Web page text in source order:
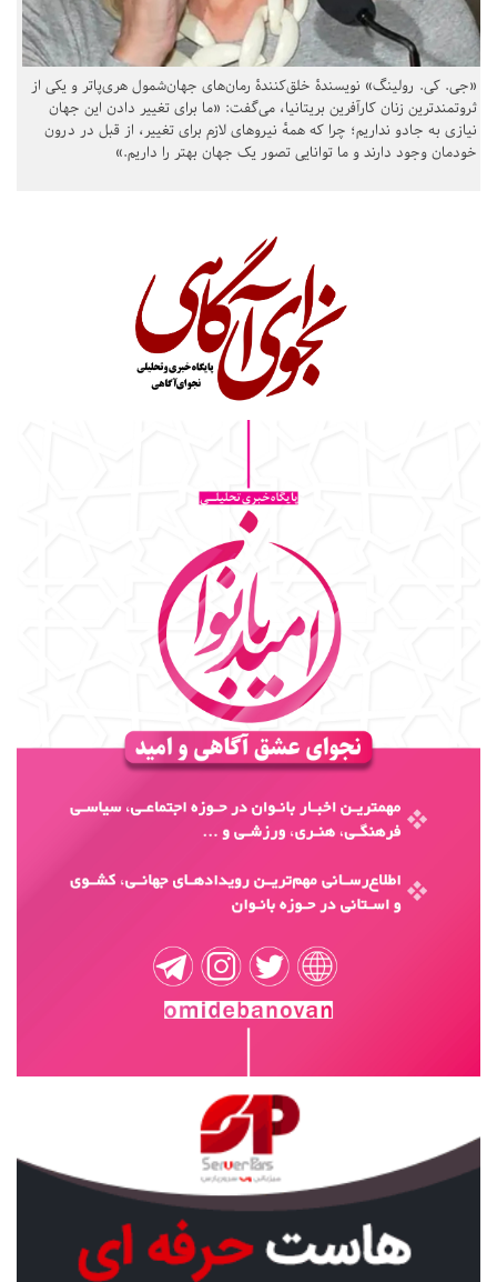
«جی. کی. رولینگ» نویسندهٔ خلق‌کنندهٔ رمان‌های جهان‌شمول هری‌پاتر و یکی از
ثروتمندترین زنان کارآفرین بریتانیا، می‌گفت: «ما برای تغییر دادن این جهان
نیازی به جادو نداریم؛ چرا که همهٔ نیروهای لازم برای تغییر، از قبل در درون
خودمان وجود دارند و ما توانایی تصور یک جهان بهتر را داریم.»